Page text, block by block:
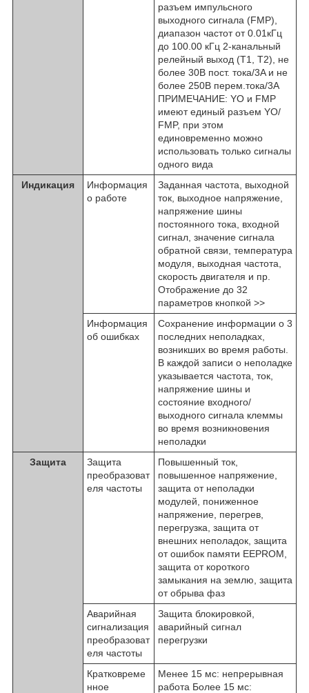
разъем импульсного
выходного сигнала (FMP),
диапазон частот от 0.01кГц
до 100.00 кГц 2-канальный
релейный выход (T1, T2), не
более 30В пост. тока/3A и не
более 250В перем.тока/3A
ПРИМЕЧАНИЕ: YO и FMP
имеют единый разъем YO/
FMP, при этом
единовременно можно
использовать только сигналы
одного вида
Индикация
Информация
о работе
Заданная частота, выходной
ток, выходное напряжение,
напряжение шины
постоянного тока, входной
сигнал, значение сигнала
обратной связи, температура
модуля, выходная частота,
скорость двигателя и пр.
Отображение до 32
параметров кнопкой >>
Информация
об ошибках
Сохранение информации о 3
последних неполадках,
возникших во время работы.
В каждой записи о неполадке
указывается частота, ток,
напряжение шины и
состояние входного/
выходного сигнала клеммы
во время возникновения
неполадки
Защита
Защита
преобразоват
еля частоты
Повышенный ток,
повышенное напряжение,
защита от неполадки
модулей, пониженное
напряжение, перегрев,
перегрузка, защита от
внешних неполадок, защита
от ошибок памяти EEPROM,
защита от короткого
замыкания на землю, защита
от обрыва фаз
Аварийная
сигнализация
преобразоват
еля частоты
Защита блокировкой,
аварийный сигнал
перегрузки
Кратковреме
нное
Менее 15 мс: непрерывная
работа Более 15 мс: